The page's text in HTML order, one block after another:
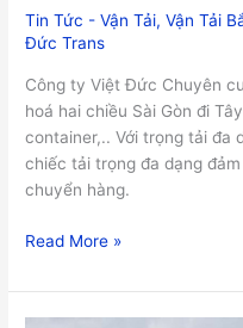
Tin Tức - Vận Tải,Vận Tải
Đức Trans
Công ty Việt Đức Chuyên
hoá hai chiều Sài Gòn đi
container,.. Với trọng tải đa
chiếc tải trọng đa dạng
chuyển hàng.
Read More »